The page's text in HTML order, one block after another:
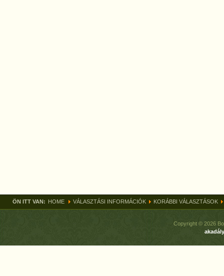
ÖN ITT VAN: HOME VÁLASZTÁSI INFORMÁCIÓK KORÁBBI VÁLASZTÁSOK
Copyright © 2026